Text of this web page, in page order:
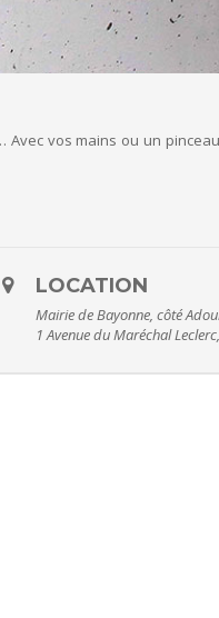
vos mains ou un
LOCATION
Mairie de Bayonne, côté
1 Avenue du Maréchal